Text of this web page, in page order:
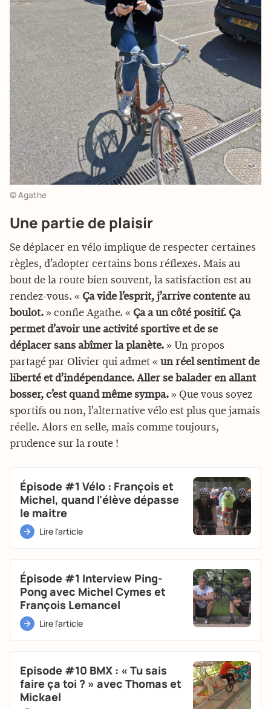
© Agathe
Une partie de plaisir
Se déplacer en vélo implique de respecter certaines
règles, d’adopter certains bons réflexes. Mais au
bout de la route bien souvent, la satisfaction est au
rendez-vous. « Ça vide l’esprit, j’arrive contente au
boulot. » confie Agathe. « Ça a un côté positif. Ça
permet d’avoir une activité sportive et de se
déplacer sans abîmer la planète. » Un propos
partagé par Olivier qui admet « un réel sentiment de
liberté et d’indépendance. Aller se balader en allant
bosser, c’est quand même sympa. » Que vous soyez
sportifs ou non, l’alternative vélo est plus que jamais
réelle. Alors en selle, mais comme toujours,
prudence sur la route !
Épisode #1 Vélo : François et
Michel, quand l'élève dépasse
le maitre
Lire l'article
Épisode #1 Interview Ping-
Pong avec Michel Cymes et
François Lemancel
Lire l'article
Episode #10 BMX : « Tu sais
faire ça toi ? » avec Thomas et
Mickael